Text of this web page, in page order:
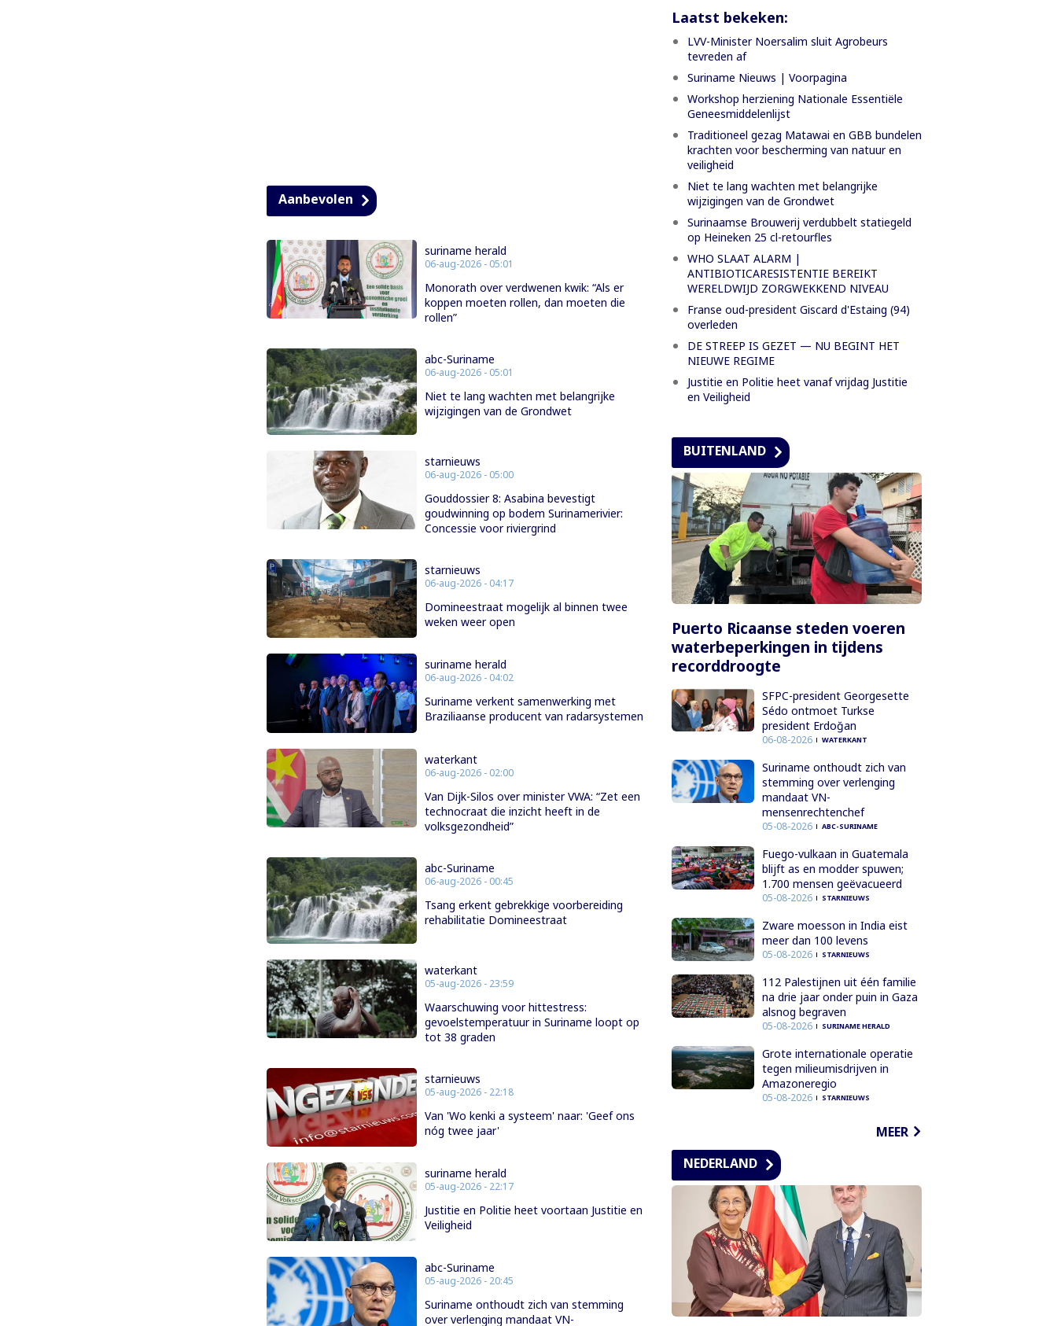
Aanbevolen
suriname herald
06-aug-2026 - 05:01
Monorath over verdwenen kwik: “Als er
koppen moeten rollen, dan moeten die
rollen”
abc-Suriname
06-aug-2026 - 05:01
Niet te lang wachten met belangrijke
wijzigingen van de Grondwet
starnieuws
06-aug-2026 - 05:00
Gouddossier 8: Asabina bevestigt
goudwinning op bodem Surinamerivier:
Concessie voor riviergrind
starnieuws
06-aug-2026 - 04:17
Domineestraat mogelijk al binnen twee
weken weer open
suriname herald
06-aug-2026 - 04:02
Suriname verkent samenwerking met
Braziliaanse producent van radarsystemen
waterkant
06-aug-2026 - 02:00
Van Dijk-Silos over minister VWA: “Zet een
technocraat die inzicht heeft in de
volksgezondheid”
abc-Suriname
06-aug-2026 - 00:45
Tsang erkent gebrekkige voorbereiding
rehabilitatie Domineestraat
waterkant
05-aug-2026 - 23:59
Waarschuwing voor hittestress:
gevoelstemperatuur in Suriname loopt op
tot 38 graden
starnieuws
05-aug-2026 - 22:18
Van 'Wo kenki a systeem' naar: 'Geef ons
nóg twee jaar'
suriname herald
05-aug-2026 - 22:17
Justitie en Politie heet voortaan Justitie en
Veiligheid
abc-Suriname
05-aug-2026 - 20:45
Suriname onthoudt zich van stemming
over verlenging mandaat VN-
Laatst bekeken:
LVV-Minister Noersalim sluit Agrobeurs
tevreden af
Suriname Nieuws | Voorpagina
Workshop herziening Nationale Essentiële
Geneesmiddelenlijst
Traditioneel gezag Matawai en GBB bundelen
krachten voor bescherming van natuur en
veiligheid
Niet te lang wachten met belangrijke
wijzigingen van de Grondwet
Surinaamse Brouwerij verdubbelt statiegeld
op Heineken 25 cl-retourfles
WHO SLAAT ALARM |
ANTIBIOTICARESISTENTIE BEREIKT
WERELDWIJD ZORGWEKKEND NIVEAU
Franse oud-president Giscard d'Estaing (94)
overleden
DE STREEP IS GEZET — NU BEGINT HET
NIEUWE REGIME
Justitie en Politie heet vanaf vrijdag Justitie
en Veiligheid
BUITENLAND
Puerto Ricaanse steden voeren
waterbeperkingen in tijdens
recorddroogte
SFPC-president Georgesette
Sédo ontmoet Turkse
president Erdoğan
06-08-2026 WATERKANT
Suriname onthoudt zich van
stemming over verlenging
mandaat VN-
mensenrechtenchef
05-08-2026 ABC-SURINAME
Fuego-vulkaan in Guatemala
blijft as en modder spuwen;
1.700 mensen geëvacueerd
05-08-2026 STARNIEUWS
Zware moesson in India eist
meer dan 100 levens
05-08-2026 STARNIEUWS
112 Palestijnen uit één familie
na drie jaar onder puin in Gaza
alsnog begraven
05-08-2026 SURINAME HERALD
Grote internationale operatie
tegen milieumisdrijven in
Amazoneregio
05-08-2026 STARNIEUWS
MEER
NEDERLAND